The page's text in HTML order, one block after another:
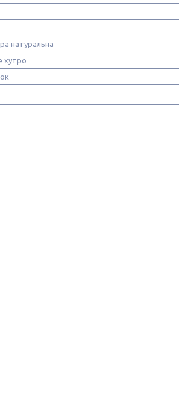
натуральна
хутро